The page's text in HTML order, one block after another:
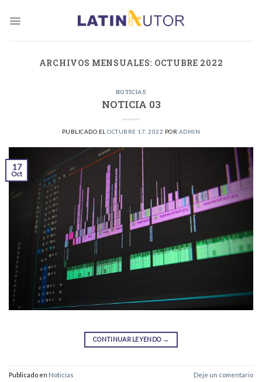
ARCHIVOS MENSUALES: OCTUBRE 2022
NOTICIAS
NOTICIA 03
PUBLICADO ELOCTUBRE 17, 2022 POR ADMIN
17
Oct
CONTINUAR LEYENDO →
Publicado en Noticias Deje un comentario